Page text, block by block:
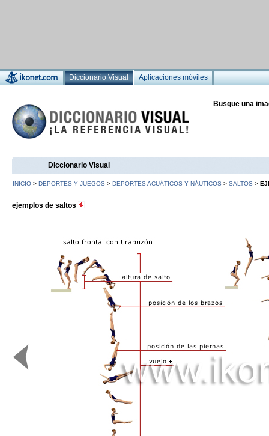
Diccionario Visual Aplicaciones móviles
Busque una
Diccionario Visual
INICIO > DEPORTES Y JUEGOS > DEPORTES ACUÁTICOS Y NÁUTICOS > SALTOS >
ejemplos de saltos